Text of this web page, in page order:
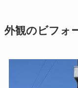
外観のビフォ